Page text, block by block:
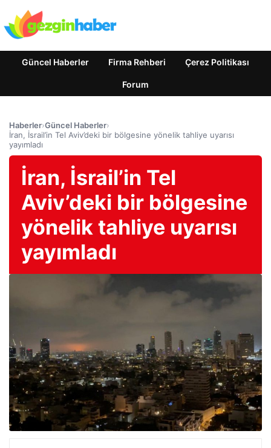
Güncel Haberler Firma Rehberi Çerez Politikası
Forum
Haberler›Güncel Haberler›
İran, İsrail’in Tel Aviv’deki bir bölgesine yönelik tahliye uyarısı
yayımladı
İran, İsrail’in Tel
Aviv’deki bir bölgesine
yönelik tahliye uyarısı
yayımladı